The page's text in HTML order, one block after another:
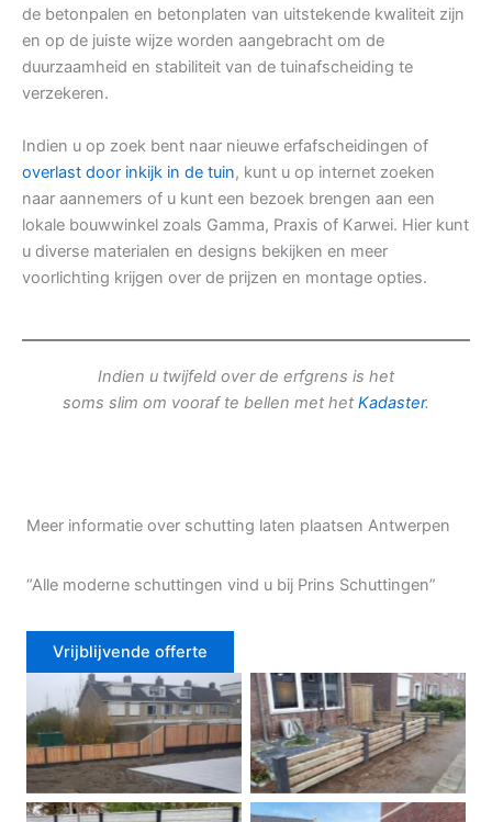
de betonpalen en betonplaten van uitstekende kwaliteit zijn
en op de juiste wijze worden aangebracht om de
duurzaamheid en stabiliteit van de tuinafscheiding te
verzekeren.
Indien u op zoek bent naar nieuwe erfafscheidingen of
overlast door inkijk in de tuin, kunt u op internet zoeken
naar aannemers of u kunt een bezoek brengen aan een
lokale bouwwinkel zoals Gamma, Praxis of Karwei. Hier kunt
u diverse materialen en designs bekijken en meer
voorlichting krijgen over de prijzen en montage opties.
Indien u twijfeld over de erfgrens is het
soms slim om vooraf te bellen met het Kadaster.
Meer informatie over schutting laten plaatsen Antwerpen
“Alle moderne schuttingen vind u bij Prins Schuttingen”
Vrijblijvende offerte
Douglas schutting Tuinhek voortuin